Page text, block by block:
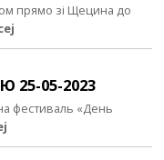
прямо зі Щецина до
05-2023
фестиваль «День